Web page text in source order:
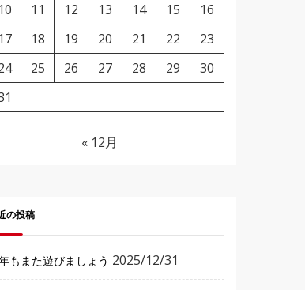
10
11 12 13 14 15
16
17
18 19 20 21 22
23
25 26 27 28 29
30
« 12月
の投稿
もまた遊びましょう 2025/12/31